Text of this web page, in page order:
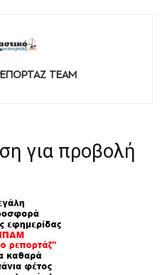
TEAM
για προβολή